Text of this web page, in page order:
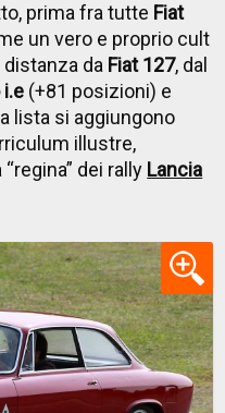
prima fra tutte Fiat
un vero e proprio cult
distanza da Fiat 127, dal
i.e (+81 posizioni) e
lista si aggiungono
illustre,
dei rally Lancia